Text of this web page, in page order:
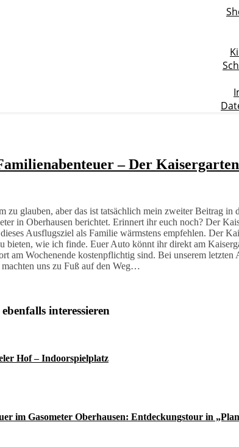
– Der
zu glauben, aber das ist tatsächlich mein zweiter Beitrag in
in Oberhausen berichtet. Erinnert ihr euch noch? Der
Ausflugsziel als Familie wärmstens empfehlen. Der
bieten, wie ich finde. Euer Auto könnt ihr direkt am
am Wochenende kostenpflichtig sind. Bei unserem
uns zu Fuß auf den Weg…
interessieren
Hof – Indoorspielplatz
im Gasometer Oberhausen: Entdeckungstour in